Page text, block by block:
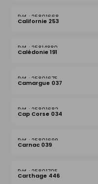
25801668
Californie 253
25814880
Calédonie 191
25801675
Camargue 037
25801682
Cap Corse 034
25801699
Carnac 039
25801705
Carthage 446